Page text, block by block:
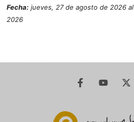
Fecha: jueves, 27 de agosto de 2026
2026